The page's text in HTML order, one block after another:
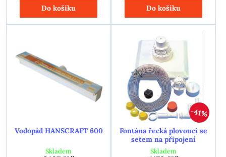
Do košíku Do košíku
Vodopád HANSCRAFT 600
Skladem
41%
Fontána řecká plovoucí se
setem na připojení
Skladem